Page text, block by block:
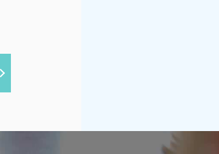
2020年12月